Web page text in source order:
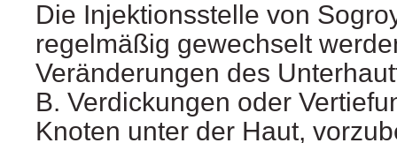
Die Injektionsstelle von
regelmäßig gewechselt
Veränderungen des
B. Verdickungen oder
Knoten unter der Haut,